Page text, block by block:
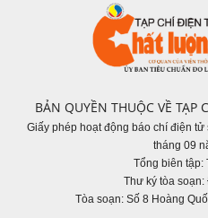
BẢN QUYỀN THUỘC VỀ TẠP
Giấy phép hoạt động báo chí điện tử
tháng 09
Tổng biên tập:
Thư ký tòa
Tòa soạn: Số 8 Hoàng